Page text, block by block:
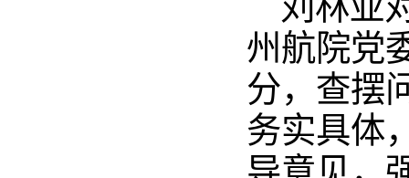
州航院党
分，查摆
务实具体